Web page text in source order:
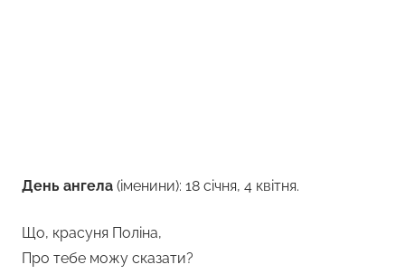
День ангела (іменини): 18 січня, 4 квітня.
Що, красуня Поліна,
Про тебе можу сказати?